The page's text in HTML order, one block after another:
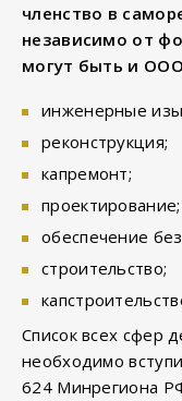
членство в
независимо от
могут быть и
инженерные
реконструкция;
капремонт;
проектирование;
обеспечение
строительство;
Список всех сфер
необходимо
624 Минрегиона